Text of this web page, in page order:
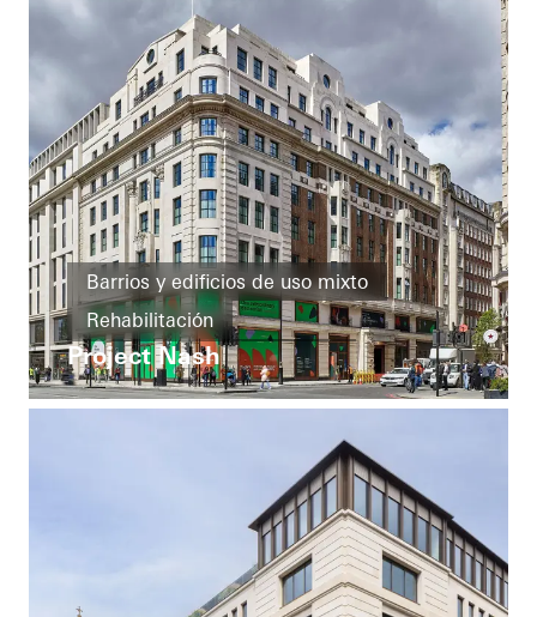
Barrios y edificios de uso mixto
Rehabilitación
Protección contra incendios
Ventanas
Puertas
Protección contra incendios y humo
United Kingdom
Project Nash